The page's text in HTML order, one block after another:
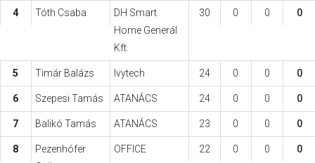
4 Tóth Csaba
DH Smart
Home Generál
Kft.
30 0 0 0
5 Timár Balázs Ivytech 24 0 0 0
6 Szepesi Tamás ATANÁCS 24 0 0 0
7 Balikó Tamás ATANÁCS 23 0 0 0
8
Pezenhófer
OFFICE 22 0 0 0